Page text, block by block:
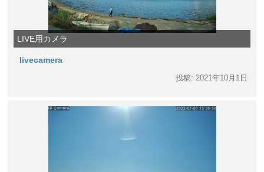
LIVE用カメラ
livecamera
投稿: 2021年10月1日